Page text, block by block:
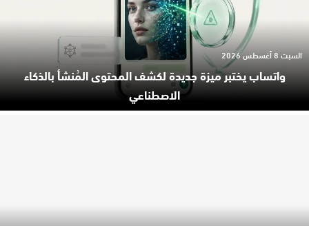
واتساب يختبر ميزة جديدة لكشف المحتوى المُنشأ بالذكاء
الاصطناعي
السبت 8 أغسطس 2026